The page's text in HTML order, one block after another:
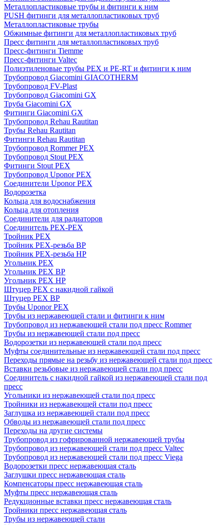
Металлопластиковые трубы и фитинги к ним
PUSH фитинги для металлопластиковых труб
Металлопластиковые трубы
Обжимные фитинги для металлопластиковых труб
Пресс фитинги для металлопластиковых труб
Пресс-фитинги Tiemme
Пресс-фитинги Valtec
Полиэтиленовые трубы PEX и PE-RT и фитинги к ним
Трубопровод Giacomini GIACOTHERM
Трубопровод FV-Plast
Трубопровод Giacomini GX
Труба Giacomini GX
Фитинги Giacomini GX
Трубопровод Rehau Rautitan
Трубы Rehau Rautitan
Фитинги Rehau Rautitan
Трубопровод Rommer PEX
Трубопровод Stout PEX
Фитинги Stout PEX
Трубопровод Uponor PEX
Соединители Uponor PEX
Водорозетка
Кольца для водоснабжения
Кольца для отопления
Соединители для радиаторов
Соединитель PEX-PEX
Тройник PEX
Тройник PEX-резьба ВР
Тройник PEX-резьба НР
Угольник PEX
Угольник PEX ВР
Угольник PEX НР
Штуцер PEX c накидной гайкой
Штуцер PEX ВР
Трубы Uponor PEX
Трубы из нержавеющей стали и фитинги к ним
Трубопровод из нержавеющей стали под пресс Rommer
Трубы из нержавеющей стали под пресс
Водорозетки из нержавеющей стали под пресс
Муфты соединительные из нержавеющей стали под пресс
Переходы прямые на резьбу из нержавеющей стали под пресс
Вставки резьбовые из нержавеющей стали под пресс
Соединитель с накидной гайкой из нержавеющей стали под
пресс
Угольники из нержавеющей стали под пресс
Тройники из нержавеющей стали под пресс
Заглушка из нержавеющей стали под пресс
Обводы из нержавеющей стали под пресс
Переходы на другие системы
Трубопровод из гофрированной нержавеющей трубы
Трубопровод из нержавеющей стали под пресс Valtec
Трубопровод из нержавеющей стали под пресс Viega
Водорозетки пресс нержавеющая сталь
Заглушки пресс нержавеющая сталь
Компенсаторы пресс нержавеющая сталь
Муфты пресс нержавеющая сталь
Редукционные вставки пресс нержавеющая сталь
Тройники пресс нержавеющая сталь
Трубы из нержавеющей стали